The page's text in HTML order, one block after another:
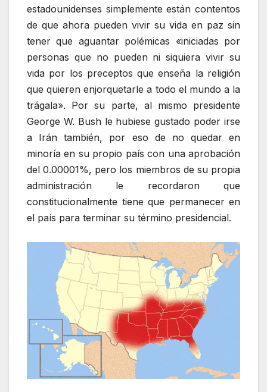
estadounidenses simplemente están contentos
de que ahora pueden vivir su vida en paz sin
tener que aguantar polémicas «iniciadas por
personas que no pueden ni siquiera vivir su
vida por los preceptos que enseña la religión
que quieren enjorquetarle a todo el mundo a la
trágala». Por su parte, al mismo presidente
George W. Bush le hubiese gustado poder irse
a Irán también, por eso de no quedar en
minoría en su propio país con una aprobación
del 0.00001%, pero los miembros de su propia
administración le recordaron que
constitucionalmente tiene que permanecer en
el país para terminar su término presidencial.